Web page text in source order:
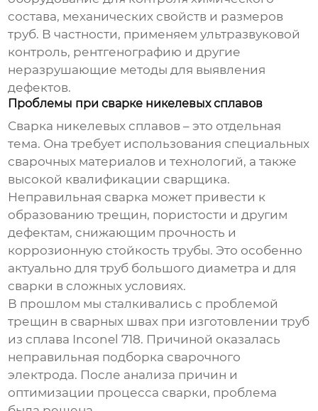
состава, механических свойств и размеров
труб. В частности, применяем ультразвуковой
контроль, рентгенографию и другие
неразрушающие методы для выявления
дефектов.
Проблемы при сварке никелевых сплавов
Сварка никелевых сплавов – это отдельная
тема. Она требует использования специальных
сварочных материалов и технологий, а также
высокой квалификации сварщика.
Неправильная сварка может привести к
образованию трещин, пористости и другим
дефектам, снижающим прочность и
коррозионную стойкость трубы. Это особенно
актуально для труб большого диаметра и для
сварки в сложных условиях.
В прошлом мы сталкивались с проблемой
трещин в сварных швах при изготовлении труб
из сплава Inconel 718. Причиной оказалась
неправильная подборка сварочного
электрода. После анализа причин и
оптимизации процесса сварки, проблема